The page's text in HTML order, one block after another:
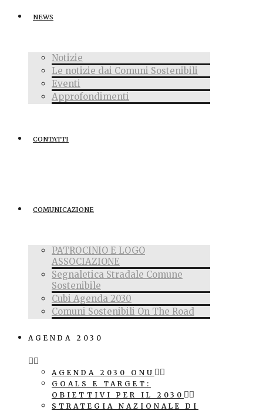
NEWS
Notizie
Le notizie dai Comuni Sostenibili
Eventi
Approfondimenti
CONTATTI
COMUNICAZIONE
PATROCINIO E LOGO
ASSOCIAZIONE
Segnaletica Stradale Comune
Sostenibile
Cubi Agenda 2030
Comuni Sostenibili On The Road
AGENDA 2030
AGENDA 2030 ONU
GOALS E TARGET:
OBIETTIVI PER IL 2030
STRATEGIA NAZIONALE DI